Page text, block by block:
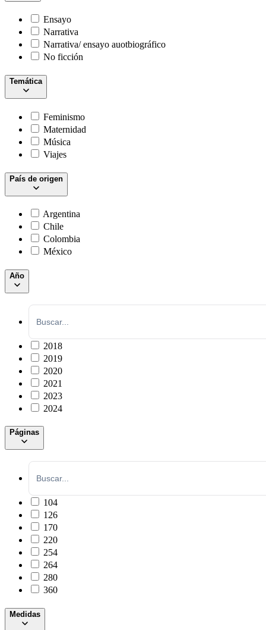
Ensayo
Narrativa
Narrativa/ ensayo auotbiográfico
No ficción
Temática
Feminismo
Maternidad
Música
Viajes
País de origen
Argentina
Chile
Colombia
México
Año
2018
2019
2020
2021
2023
2024
Páginas
104
126
170
220
254
264
280
360
Medidas